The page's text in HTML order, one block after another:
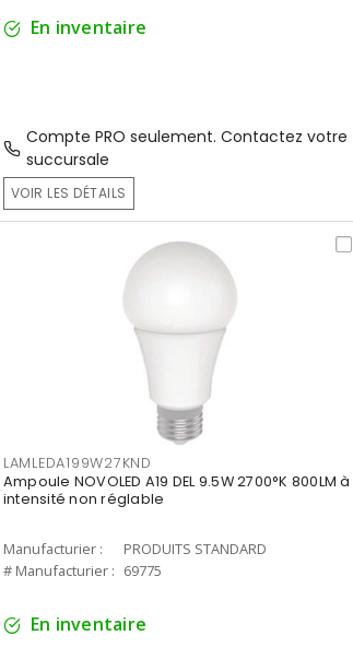
En inventaire
Compte PRO seulement. Contactez votre
succursale
VOIR LES DÉTAILS
LAMLEDA199W27KND
Ampoule NOVOLED A19 DEL 9.5W 2700°K 800LM à
intensité non réglable
Manufacturier :
PRODUITS STANDARD
# Manufacturier : 69775
En inventaire